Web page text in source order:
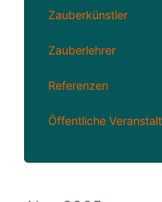
Zauberkünstler
Zauberlehrer
Referenzen
Öffentliche